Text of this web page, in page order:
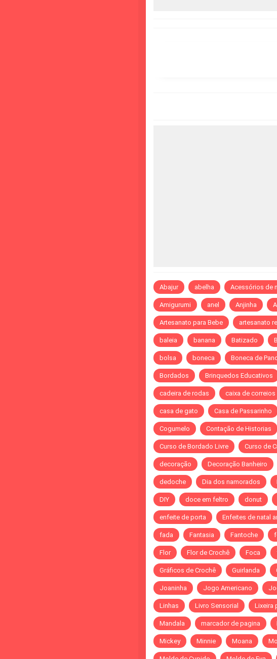
Abajur abelha Acessórios de
Amigurumi anel Anjinha
Artesanato para Bebe artesanato
baleia banana Batizado
bolsa boneca Boneca de
Bordados Brinquedos Educativos
cadeira de rodas caixa de correios
casa de gato Casa de Passarinho
Cogumelo Contação de Historias
Curso de Bordado Livre Curso de
decoração Decoração Banheiro
dedoche Dia dos namorados
DIY doce em feltro donut
enfeite de porta Enfeites de natal
fada Fantasia Fantoche
Flor Flor de Crochê Foca
Gráficos de Crochê Guirlanda
Joaninha Jogo Americano
Linhas Livro Sensorial Lixeira
Mandala marcador de pagina
Mickey Minnie Moana